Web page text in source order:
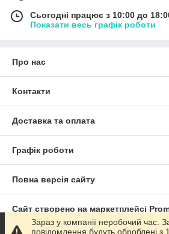
Сьогодні працює з 10:00 до
Показати весь графік роботи
Про нас
Контакти
Доставка та оплата
Графік роботи
Повна версія сайту
Сайт створено на маркетплейсі
Зараз у компанії неробочий час.
повідомлення будуть оброблені з